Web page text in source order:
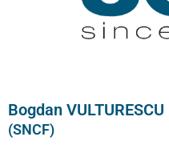
Bogdan VULTURESCU
(SNCF)